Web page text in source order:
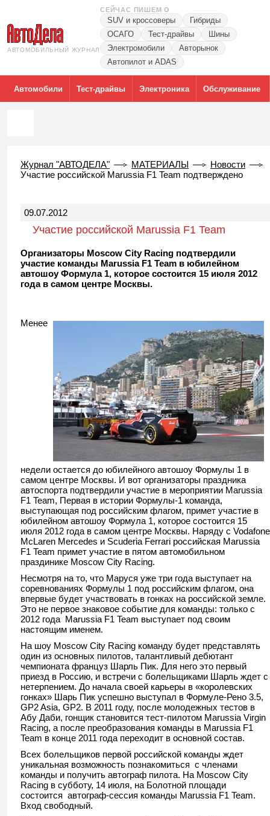
АВТОМОБИЛЬНЫЙ ЖУРНАЛ
СЕЙЧАС ПИШЕМ О
SUV и кроссоверы
Гибриды
ОСАГО
Тест-драйвы
Шины
Электромобили
Авторынок
Автопилот и ADAS
Автомобили Тест-драйвы Электроника Обслуживание
Журнал "АВТОДЕЛА" МАТЕРИАЛЫ
Новости
Участие российской Marussia F1 Team подтверждено
09.07.2012
Участие российской Marussia F1 Team
подтверждено
Организаторы Moscow City Racing подтвердили
участие команды Marussia F1 Team в юбилейном
автошоу Формула 1, которое состоится 15 июля 2012
года в самом центре Москвы.
Менее
недели остается до юбилейного автошоу Формулы 1 в
самом центре Москвы. И вот организаторы праздника
автоспорта подтвердили участие в мероприятии Marussia
F1 Team, Первая в истории Формулы-1 команда,
выступающая под российским флагом, примет участие в
юбилейном автошоу Формула 1, которое состоится 15
июля 2012 года в самом центре Москвы. Наряду с Vodafone
McLaren Mercedes и Scuderia Ferrari российская Marussia
F1 Team примет участие в пятом автомобильном
праздинике Moscow City Racing.
Несмотря на то, что Маруся уже три года выступает на
соревнованиях Формулы 1 под российским флагом, она
впервые будет участвовать в гонках на российской земле.
Это не первое знаковое событие для команды: только с
2012 года Marussia F1 Team выступает под своим
настоящим именем.
На шоу Moscow City Racing команду будет представлять
один из основных пилотов, талантливый дебютант
чемпионата француз Шарль Пик. Для него это первый
приезд в Россию, и встречи с болельщиками Шарль ждет с
нетерпением. До начала своей карьеры в «королевских
гонках» Шарь Пик успешно выступал в Формуле-Рено 3.5,
GP2 Asia, GP2. В 2011 году, после молодежныx тестов в
Абу Даби, гонщик становится тест-пилотом Marussia Virgin
Racing, а после преобразования команды в Marussia F1
Team в конце 2011 года переходит в основной состав.
Всех болельщиков первой российской команды ждет
уникальная возможность познакомиться с членами
команды и получить автограф пилота. На Moscow City
Racing в субботу, 14 июля, на Болотной площади
состоится автограф-сессия команды Marussia F1 Team.
Вход свободный.